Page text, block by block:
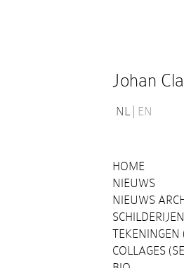
Johan
NL EN
HOME
NIEUWS
NIEUWS
TEKENINGEN
COLLAGES